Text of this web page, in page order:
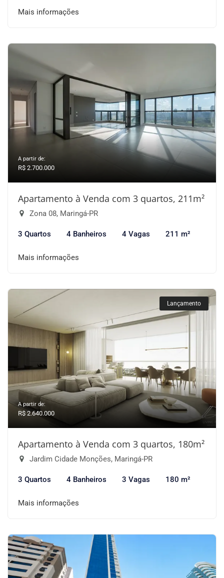
Mais informações
A partir de:
R$ 2.700.000
Apartamento à Venda com 3 quartos, 211m²
Zona 08, Maringá-PR
3 Quartos 4 Banheiros 4 Vagas 211 m²
Mais informações
Lançamento
A partir de:
R$ 2.640.000
Apartamento à Venda com 3 quartos, 180m²
Jardim Cidade Monções, Maringá-PR
3 Quartos 4 Banheiros 3 Vagas 180 m²
Mais informações